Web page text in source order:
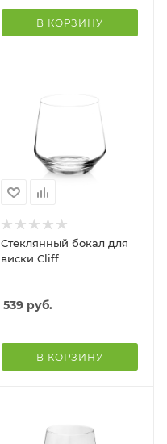
В КОРЗИНУ
Стеклянный бокал для
виски Cliff
539 руб.
В КОРЗИНУ